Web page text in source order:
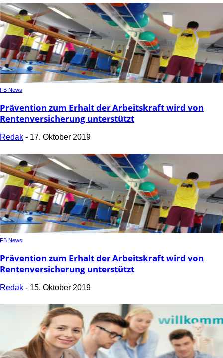
FB News
Prävention zum Erhalt der Arbeitskraft wird von
Rentenversicherung unterstützt
Redak - 17. Oktober 2019
FB News
Prävention zum Erhalt der Arbeitskraft wird von
Rentenversicherung unterstützt
Redak - 15. Oktober 2019